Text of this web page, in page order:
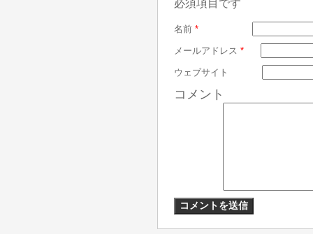
必須項目です
名前 *
メールアドレス *
ウェブサイト
コメント